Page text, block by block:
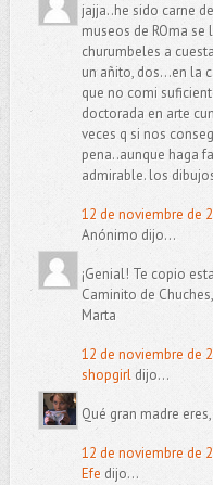
jajja..he sido carne
museos de ROma
churumbeles a
un añito, dos...en la
que no comi
doctorada en arte
veces q si nos
pena..aunque haga
admirable. los
12 de noviembre de
Anónimo dijo...
¡Genial! Te copio
Caminito de
Marta
12 de noviembre de
shopgirldijo...
Qué gran madre
12 de noviembre de
Efe dijo...